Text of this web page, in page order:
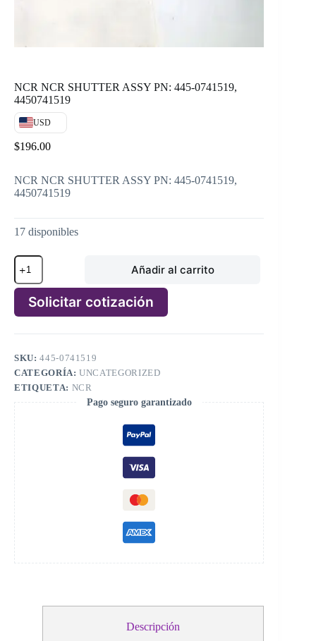
NCR NCR SHUTTER ASSY PN: 445-0741519,
4450741519
USD
$196.00
NCR NCR SHUTTER ASSY PN: 445-0741519,
4450741519
17 disponibles
NCR
NCR
SHUTTER
ASSY
PN:
445-
0741519,
cantidad
Añadir al carrito
Solicitar cotización
l
e
r
n
t
i
v
e
:
SKU:445-0741519
CATEGORÍA:UNCATEGORIZED
ETIQUETA: NCR
Pago seguro garantizado
Descripción